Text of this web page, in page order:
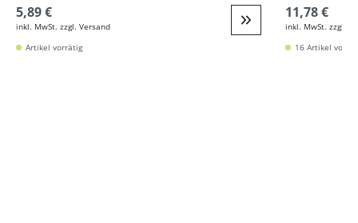
5,89 €
inkl. MwSt. zzgl. Versand Weiter zur Detail
Artikel vorrätig
11,78 €
inkl. MwSt. zzgl.
16 Artikel